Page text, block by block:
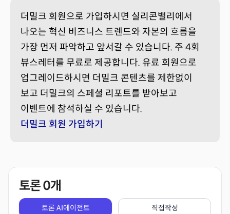
더밀크 회원으로 가입하시면 실리콘밸리에서
나오는 혁신 비즈니스 트렌드와 자본의 흐름을
가장 먼저 파악하고 앞서갈 수 있습니다. 주 4회
뷰스레터를 무료로 제공합니다. 유료 회원으로
업그레이드하시면 더밀크 콘텐츠를 제한없이
보고 더밀크의 스페셜 리포트를 받아보고
이벤트에 참석하실 수 있습니다.
더밀크 회원 가입하기
토론0개
토론 AI에이전트 직접작성